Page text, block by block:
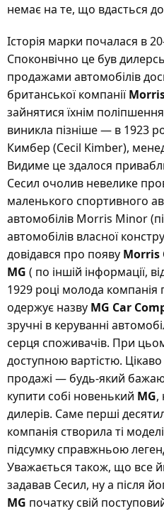
немає на те, що вдасться
Історія марки почалася в
Споконвічно це був
продажами автомобілів
британської компанії
зайнятися їхнім
виникла пізніше — в 1923
Кимбер (Cecil Kimber),
Видиме це здалося
Сесил очолив невелике
маленького спортивного
автомобілів Morris Minor
автомобілів власної
довідався про появу Morris
MG ( по іншій інформації,
1929 році молода компанія
одержує назву MG Car
зручні в керуванні
серця споживачів. При
доступною вартістю. Цікаво
продажі — будь-який
купити собі новенький MG,
дилерів. Саме перші
компанія створила ті
підсумку справжньою
Уважається також, що все
задавав Сесил, ну а після
MG початку свій